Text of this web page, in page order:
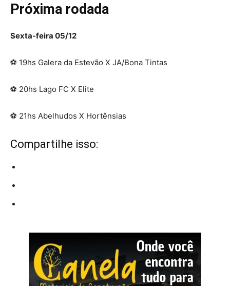
Próxima rodada
Sexta-feira 05/12
⚽ 19hs Galera da Estevão X JA/Bona Tintas
⚽ 20hs Lago FC X Elite
⚽ 21hs Abelhudos X Hortênsias
Compartilhe isso: